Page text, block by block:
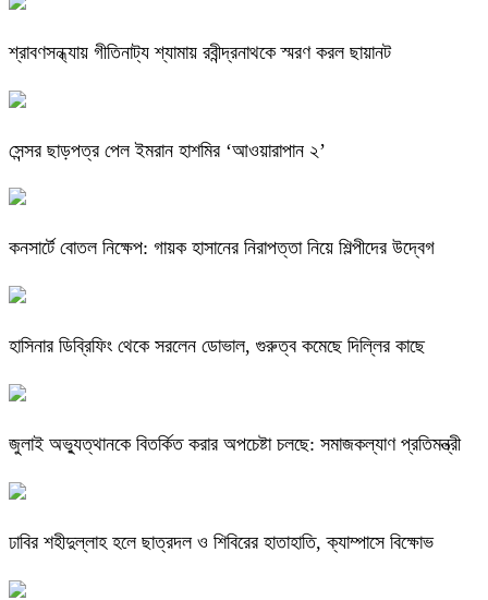
শ্রাবণসন্ধ্যায় গীতিনাট্য শ্যামায় রবীন্দ্রনাথকে স্মরণ করল ছায়ানট
সেন্সর ছাড়পত্র পেল ইমরান হাশমির ‘আওয়ারাপান ২’
কনসার্টে বোতল নিক্ষেপ: গায়ক হাসানের নিরাপত্তা নিয়ে শিল্পীদের উদ্বেগ
হাসিনার ডিব্রিফিং থেকে সরলেন ডোভাল, গুরুত্ব কমেছে দিল্লির কাছে
জুলাই অভ্যুত্থানকে বিতর্কিত করার অপচেষ্টা চলছে: সমাজকল্যাণ প্রতিমন্ত্রী
ঢাবির শহীদুল্লাহ হলে ছাত্রদল ও শিবিরের হাতাহাতি, ক্যাম্পাসে বিক্ষোভ